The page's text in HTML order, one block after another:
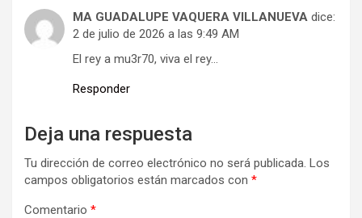
MA GUADALUPE VAQUERA VILLANUEVA dice:
2 de julio de 2026 a las 9:49 AM
El rey a mu3r70, viva el rey…
Responder
Deja una respuesta
Tu dirección de correo electrónico no será publicada. Los
campos obligatorios están marcados con *
Comentario *